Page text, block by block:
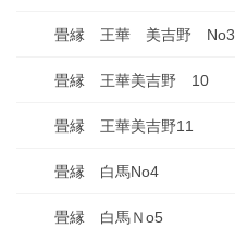
畳縁 王華 美吉野 No3
畳縁 王華美吉野 10
畳縁 王華美吉野11
畳縁 白馬No4
畳縁 白馬Ｎo5